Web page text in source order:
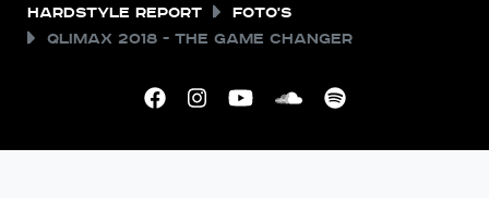
Hardstyle Report
Foto's
Qlimax 2018 - The Game Changer